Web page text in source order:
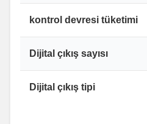
kontrol devresi tüketimi
Dijital çıkış sayısı
Dijital çıkış tipi